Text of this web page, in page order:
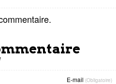
E-mail (Obligatoire)